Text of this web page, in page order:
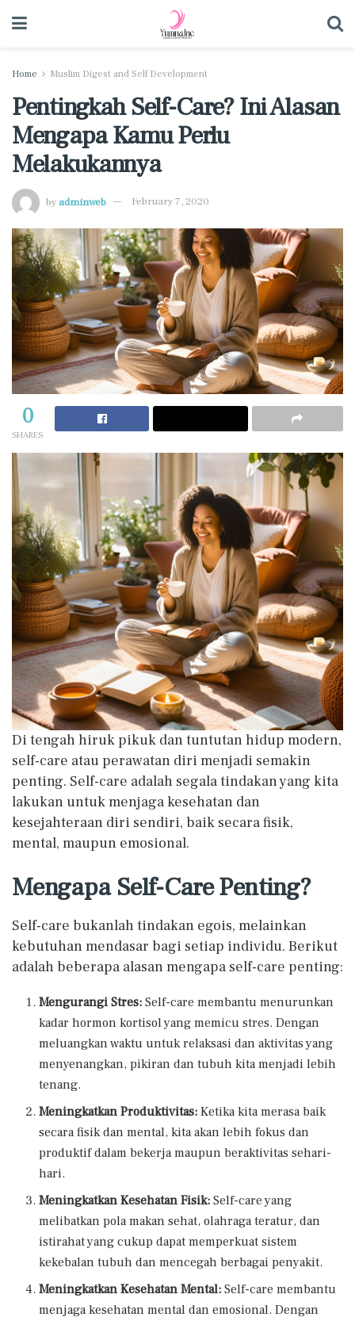
Home Muslim Digest and Self Development
Pentingkah Self-Care? Ini Alasan
Mengapa Kamu Perlu
Melakukannya
by adminweb February 7, 2020
0
SHARES
Di tengah hiruk pikuk dan tuntutan hidup modern,
self-care atau perawatan diri menjadi semakin
penting. Self-care adalah segala tindakan yang kita
lakukan untuk menjaga kesehatan dan
kesejahteraan diri sendiri, baik secara fisik,
mental, maupun emosional.
Mengapa Self-Care Penting?
Self-care bukanlah tindakan egois, melainkan
kebutuhan mendasar bagi setiap individu. Berikut
adalah beberapa alasan mengapa self-care penting:
Mengurangi Stres: Self-care membantu menurunkan
kadar hormon kortisol yang memicu stres. Dengan
meluangkan waktu untuk relaksasi dan aktivitas yang
menyenangkan, pikiran dan tubuh kita menjadi lebih
tenang.
Meningkatkan Produktivitas: Ketika kita merasa baik
secara fisik dan mental, kita akan lebih fokus dan
produktif dalam bekerja maupun beraktivitas sehari-
hari.
Meningkatkan Kesehatan Fisik: Self-care yang
melibatkan pola makan sehat, olahraga teratur, dan
istirahat yang cukup dapat memperkuat sistem
kekebalan tubuh dan mencegah berbagai penyakit.
Meningkatkan Kesehatan Mental: Self-care membantu
menjaga kesehatan mental dan emosional. Dengan